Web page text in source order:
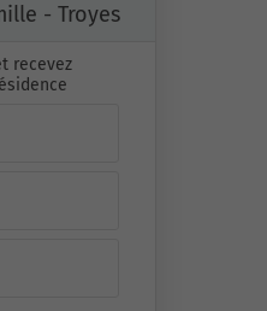
- Troyes
recevez